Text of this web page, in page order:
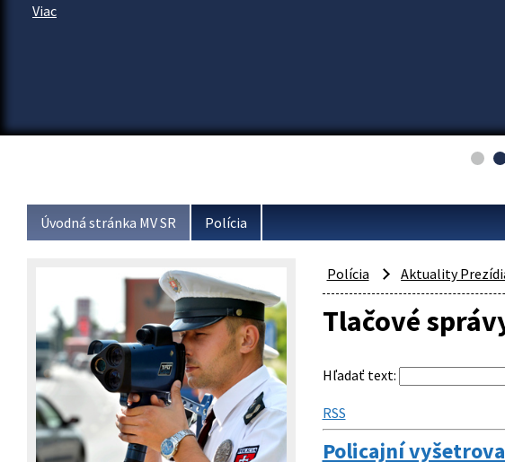
Viac
Úvodná stránka MV SR Polícia
Polícia Aktuality
Tlačové
Hľadať text:
RSS
Policajní